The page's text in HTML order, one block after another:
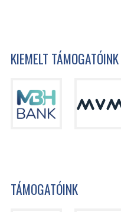
KIEMELT TÁMOGATÓINK
TÁMOGATÓINK